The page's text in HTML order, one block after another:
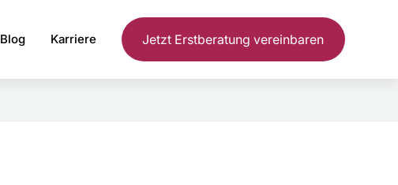
Blog Karriere Jetzt Erstberatung vereinbaren